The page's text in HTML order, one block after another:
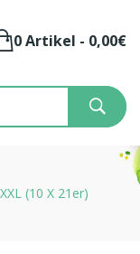
0 Artikel - 0,00€
(10 X 21er)